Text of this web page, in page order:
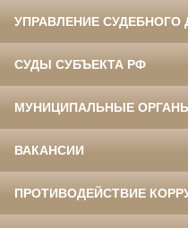
УПРАВЛЕНИЕ СУДЕБНОГО
СУДЫ СУБЪЕКТА РФ
МУНИЦИПАЛЬНЫЕ
ВАКАНСИИ
ПРОТИВОДЕЙСТВИЕ